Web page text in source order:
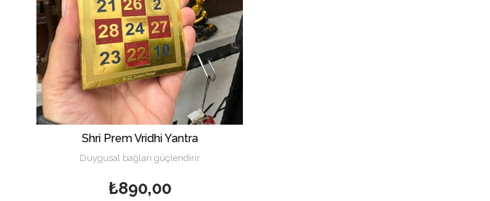
Shri Prem Vridhi Yantra
Duygusal bağları güçlendirir
₺890,00